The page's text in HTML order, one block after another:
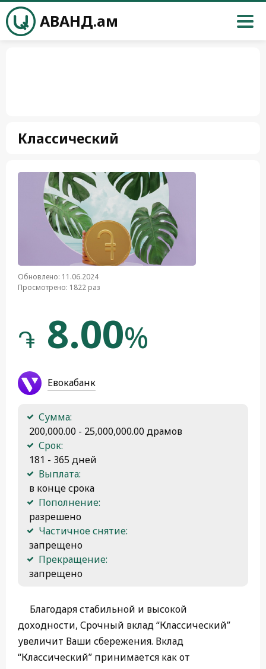
АВАНД.ам
Классический
Обновлено: 11.06.2024
Просмотрено: 1822 раз
֏ 8.00%
Евокабанк
Сумма:
200,000.00 - 25,000,000.00 драмов
Срок:
181 - 365 дней
Выплата:
в конце срока
Пополнение:
разрешено
Частичное снятие:
запрещено
Прекращение:
запрещено
Благодаря стабильной и высокой
доходности, Срочный вклад “Классический”
увеличит Ваши сбережения. Вклад
“Классический” принимается как от